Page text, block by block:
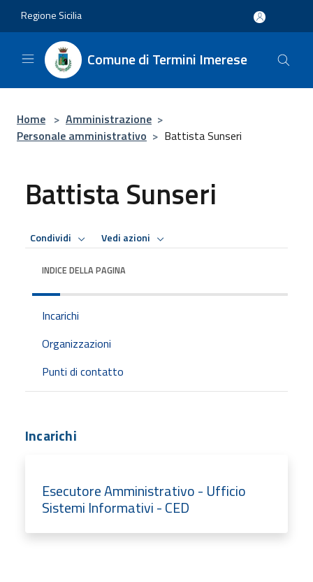
Regione Sicilia
Comune di Termini Imerese
Home > Amministrazione >
Personale amministrativo > Battista Sunseri
Battista Sunseri
Condividi Vedi azioni
INDICE DELLA PAGINA
Incarichi
Organizzazioni
Punti di contatto
Incarichi
Esecutore Amministrativo - Ufficio
Sistemi Informativi - CED